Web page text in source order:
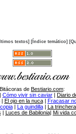
textos] [Índice temático]
Bitácoras de Bestiario.com:
| Cómo vivir sin caviar | Diario
| El ojo en la nuca| Fracasar
| La guindilla| La
| Luces de Babilonia| Mi vida